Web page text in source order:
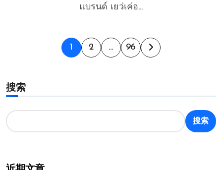
แบรนด์ เยว่เค่อ...
文
分
页
1 2 … 96
搜索
搜索